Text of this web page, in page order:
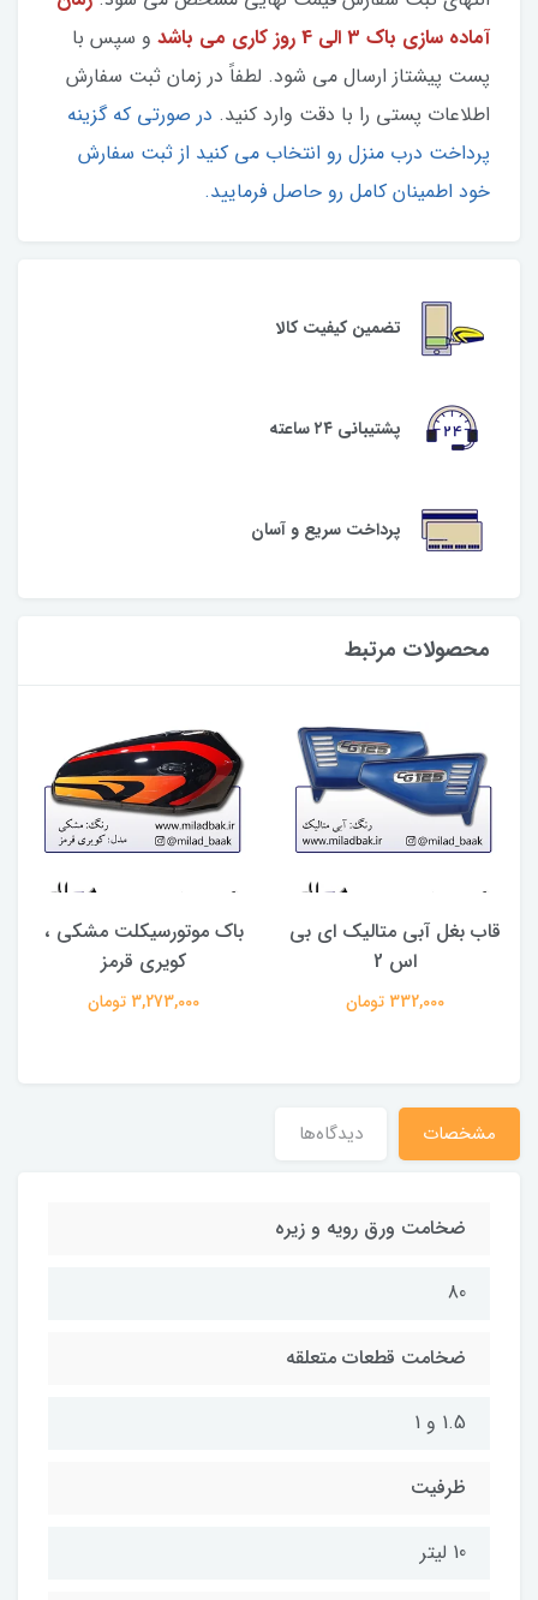
آماده سازی باک 3 الی 4 روز کاری می باشد
و سپس با
پست پیشتاز ارسال می شود. لطفاً در زمان ثبت سفارش
اطلاعات پستی را با دقت وارد کنید. در صورتی که گزینه
پرداخت درب منزل رو انتخاب می کنید از ثبت سفارش
خود اطمینان کامل رو حاصل فرمایید.
تضمین کیفیت کالا
پشتیبانی ۲۴ ساعته
پرداخت سریع و آسان
محصولات مرتبط
قاب بغل آبی متالیک ای بی
اس 2
332,000 تومان
باک موتورسیکلت مشکی ،
کویری قرمز
3,273,000 تومان
مشخصات دیدگاه‌ها
ضخامت ورق رویه و زیره
80
ضخامت قطعات متعلقه
1.5 و 1
ظرفیت
10 لیتر